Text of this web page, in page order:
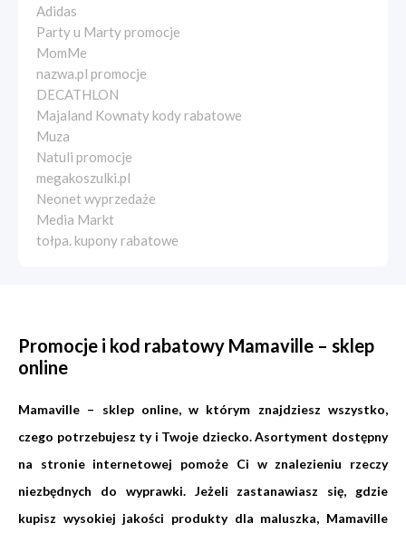
Adidas
Party u Marty promocje
MomMe
nazwa.pl promocje
DECATHLON
Majaland Kownaty kody rabatowe
Muza
Natuli promocje
megakoszulki.pl
Neonet wyprzedaże
Media Markt
tołpa. kupony rabatowe
Promocje i kod rabatowy Mamaville – sklep
online
Mamaville – sklep online, w którym znajdziesz wszystko,
czego potrzebujesz ty i Twoje dziecko. Asortyment dostępny
na stronie internetowej pomoże Ci w znalezieniu rzeczy
niezbędnych do wyprawki. Jeżeli zastanawiasz się, gdzie
kupisz wysokiej jakości produkty dla maluszka, Mamaville